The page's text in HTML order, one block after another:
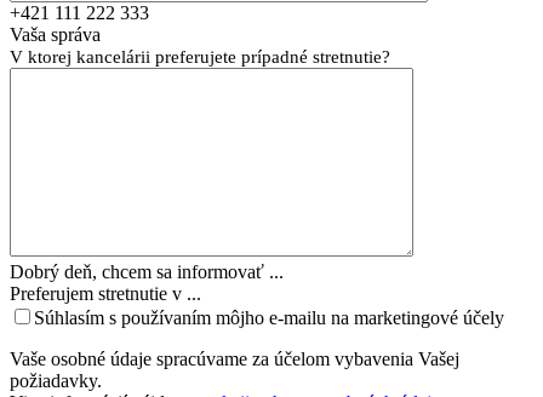
+421 111 222 333
Vaša správa
V ktorej kancelárii preferujete prípadné stretnutie?
Dobrý deň, chcem sa informovať ...
Preferujem stretnutie v ...
Súhlasím s používaním môjho e-mailu na marketingové účely
Vaše osobné údaje spracúvame za účelom vybavenia Vašej
požiadavky.